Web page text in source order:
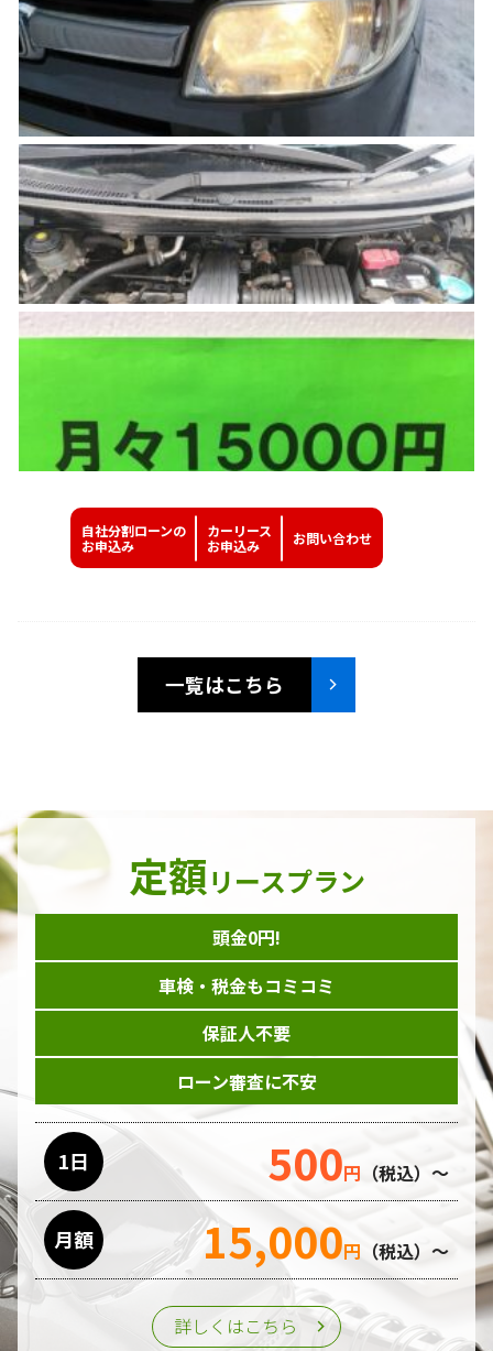
自社分割ローンの
お申込み
カーリース
お申込み
お問い合わせ
一覧はこちら
定額リースプラン
頭金0円!
車検・税金もコミコミ
保証人不要
ローン審査に不安
1日 500円 （税込）～
月額 15,000円 （税込）～
詳しくはこちら